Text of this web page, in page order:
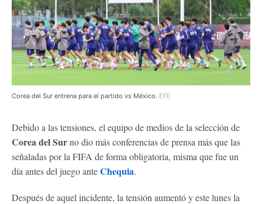
Corea del Sur entrena para el partido vs México. EFE
Debido a las tensiones, el equipo de medios de la selección de
Corea del Surno dio más conferencias de prensa más que las
señaladas por la FIFA de forma obligatoria, misma que fue un
día antes del juego anteChequia.
Después de aquel incidente, la tensión aumentó y este lunes la